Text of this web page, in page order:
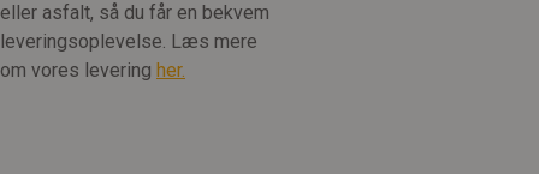
eller asfalt, så du får en bekvem
leveringsoplevelse. Læs mere
om vores levering her.